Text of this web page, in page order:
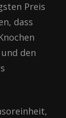
Preis
dass
den